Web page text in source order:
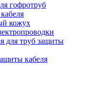
гофротруб
кожух
для труб защиты
кабеля